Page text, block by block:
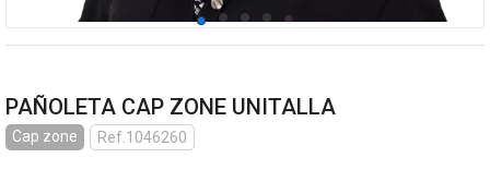
PAÑOLETA CAP ZONE UNITALLA
Cap zone Ref.1046260